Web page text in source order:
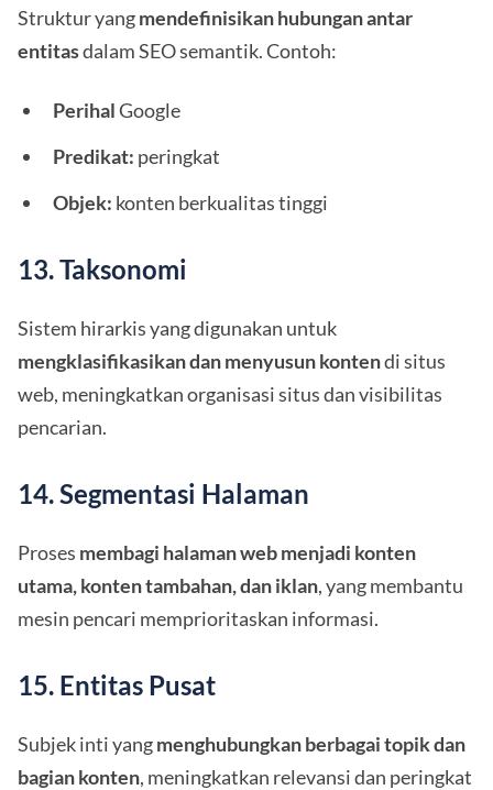
Struktur yangmendefinisikan hubungan antar
entitasdalam SEO semantik. Contoh:
PerihalGoogle
Predikat: peringkat
Objek: konten berkualitas tinggi
13. Taksonomi
Sistem hirarkis yang digunakan untuk
mengklasifikasikan dan menyusun kontendi situs
web, meningkatkan organisasi situs dan visibilitas
pencarian.
14. Segmentasi Halaman
Proses membagi halaman web menjadi konten
utama, konten tambahan, dan iklan, yang membantu
mesin pencari memprioritaskan informasi.
15. Entitas Pusat
Subjek inti yangmenghubungkan berbagai topik dan
bagian konten, meningkatkan relevansi dan peringkat